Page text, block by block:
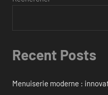
Recent Posts
Menuiserie moderne :